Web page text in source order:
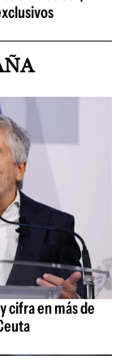
cifra en más de